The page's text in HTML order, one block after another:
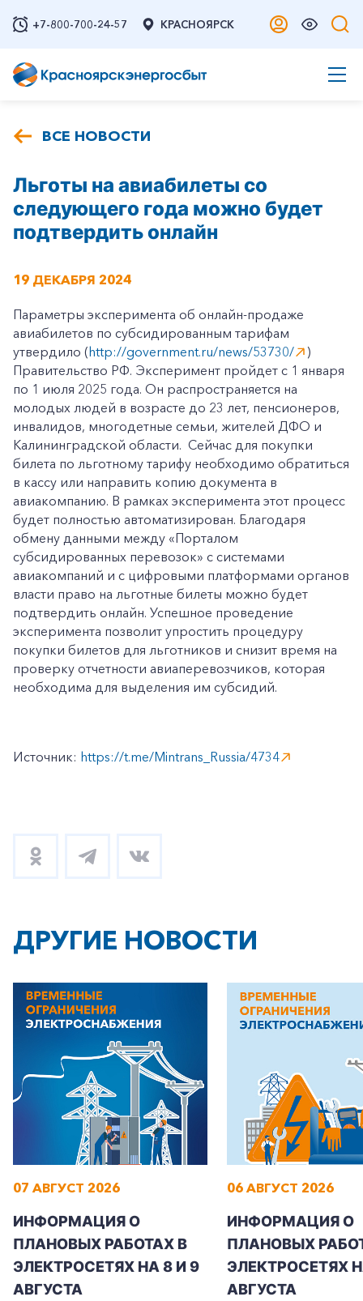
+7-800-700-24-57 КРАСНОЯРСК
+7-800-700-24-57
Заказать обратный звонок
Корпоративным клиентам
ВСЕ НОВОСТИ
Льготы на авиабилеты со
следующего года можно будет
подтвердить онлайн
19 ДЕКАБРЯ 2024
Параметры эксперимента об онлайн-продаже
авиабилетов по субсидированным тарифам
утвердило (http://government.ru/news/53730/
)
Правительство РФ. Эксперимент пройдет с 1 января
по 1 июля 2025 года. Он распространяется на
молодых людей в возрасте до 23 лет, пенсионеров,
инвалидов, многодетные семьи, жителей ДФО и
Калининградской области. Сейчас для покупки
билета по льготному тарифу необходимо обратиться
в кассу или направить копию документа в
авиакомпанию. В рамках эксперимента этот процесс
будет полностью автоматизирован. Благодаря
обмену данными между «Порталом
субсидированных перевозок» с системами
авиакомпаний и с цифровыми платформами органов
власти право на льготные билеты можно будет
подтвердить онлайн. Успешное проведение
эксперимента позволит упростить процедуру
покупки билетов для льготников и снизит время на
проверку отчетности авиаперевозчиков, которая
необходима для выделения им субсидий.
Источник: https://t.me/Mintrans_Russia/4734
ДРУГИЕ НОВОСТИ
07 АВГУСТ 2026
ИНФОРМАЦИЯ О
ПЛАНОВЫХ РАБОТАХ В
ЭЛЕКТРОСЕТЯХ НА 8 И 9
АВГУСТА
06 АВГУСТ 2026
ИНФОРМАЦИЯ О
ПЛАНОВЫХ
ЭЛЕКТРОСЕТЯХ
АВГУСТА